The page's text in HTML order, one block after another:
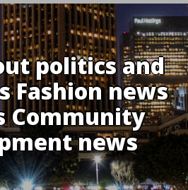
politics and
Fashion news
Community
news